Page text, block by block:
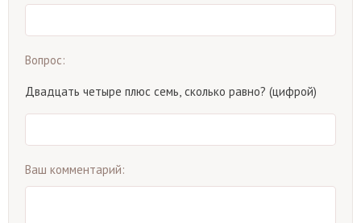
Вопрос:
Двадцать четыре плюс семь, сколько равно? (цифрой)
Ваш комментарий: